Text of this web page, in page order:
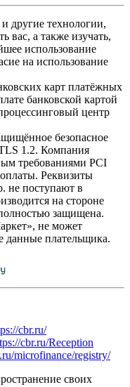
другие технологии,
вас, а также изучать,
использование
на использование
карт платёжных
банковской картой
центр
безопасное
1.2. Компания
требованиями PCI
оплаты. Реквизиты
не поступают в
на стороне
защищена.
не может
данные плательщика.
cbr.ru/
cbr.ru/Reception
microfinance/registry/
своих